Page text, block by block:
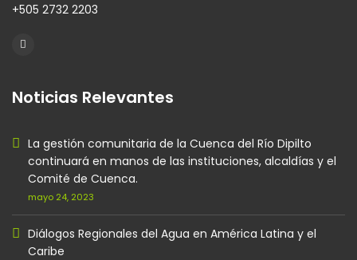
+505 2732 2203
Noticias Relevantes
La gestión comunitaria de la Cuenca del Río Dipilto
continuará en manos de las instituciones, alcaldías y el
Comité de Cuenca.
mayo 24, 2023
Diálogos Regionales del Agua en América Latina y el
Caribe